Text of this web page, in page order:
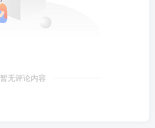
暂无评论内容